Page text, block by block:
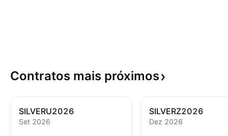
Contratos mais próximos
SILVERU2026
Set 2026
SILVERZ2026
Dez 2026